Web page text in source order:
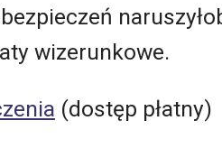
wizerunkowe.
(dostęp płatny)